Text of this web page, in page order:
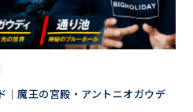
｜魔王の宮殿・アントニオガウデ